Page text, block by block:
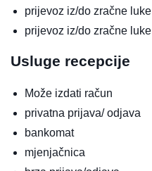
prijevoz iz/do zračne luke
prijevoz iz/do zračne luke
Usluge recepcije
Može izdati račun
privatna prijava/ odjava
bankomat
mjenjačnica